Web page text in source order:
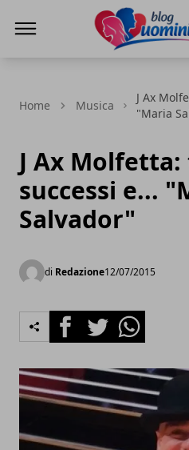
Home Musica
J Ax
"Maria
J Ax
successi e...
Salvador"
di Redazione12/07/2015
FacebookTwitterWhatsapp